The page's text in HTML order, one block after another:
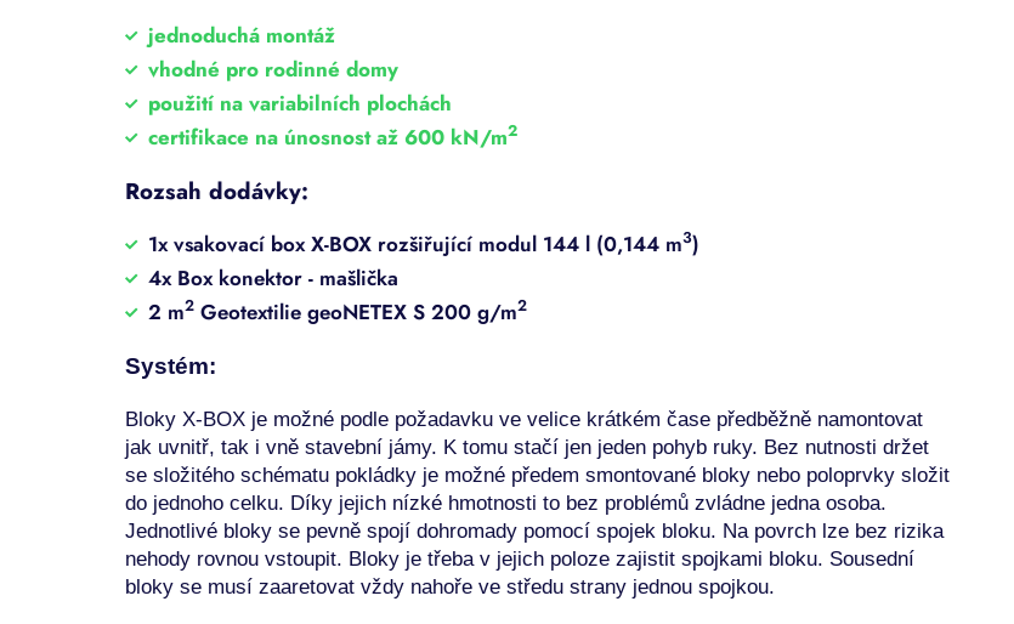
jednoduchá montáž
vhodné pro rodinné domy
použití na variabilních plochách
certifikace na únosnost až 600 kN/m2
Rozsah dodávky:
1x vsakovací box X-BOX rozšiřující modul 144 l (0,144 m3)
4x Box konektor - mašlička
2 m2 Geotextilie geoNETEX S 200 g/m2
Systém:
Bloky X-BOX je možné podle požadavku ve velice krátkém čase předběžně namontovat
jak uvnitř, tak i vně stavební jámy. K tomu stačí jen jeden pohyb ruky. Bez nutnosti držet
se složitého schématu pokládky je možné předem smontované bloky nebo poloprvky složit
do jednoho celku. Díky jejich nízké hmotnosti to bez problémů zvládne jedna osoba.
Jednotlivé bloky se pevně spojí dohromady pomocí spojek bloku. Na povrch lze bez rizika
nehody rovnou vstoupit. Bloky je třeba v jejich poloze zajistit spojkami bloku. Sousední
bloky se musí zaaretovat vždy nahoře ve středu strany jednou spojkou.